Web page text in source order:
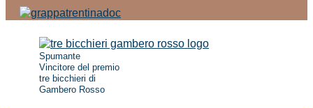
Spumante
Vincitore del premio
tre bicchieri di
Gambero Rosso